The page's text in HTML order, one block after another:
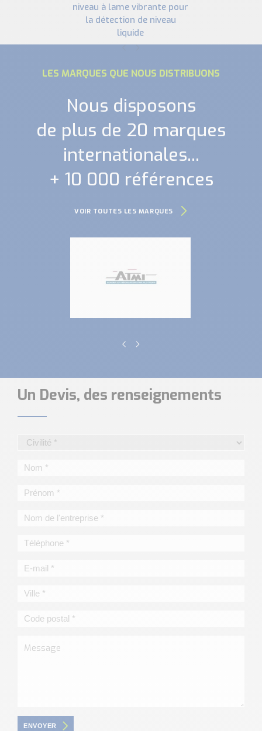
niveau à lame vibrante pour
la détection de niveau
liquide
LES MARQUES QUE NOUS DISTRIBUONS
Nous disposons
de plus de 20 marques
internationales...
+ 10 000 références
VOIR TOUTES LES MARQUES
Un Devis, des renseignements
ENVOYER